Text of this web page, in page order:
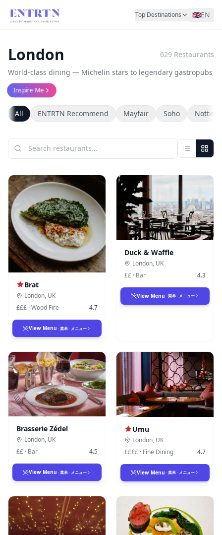
Top Destinations 🇬🇧EN
London 629 Restaurants
World-class dining — Michelin stars to legendary gastropubs
Inspire Me
All ENTRTN Recommend Mayfair Soho Notting
Brat
London, UK
£££ ·Wood Fire 4.7
View Menu · 菜单 · メニュー
Duck & Waffle
London, UK
££ · Bar 4.3
View Menu · 菜单 · メニュー
Brasserie Zédel
London, UK
££ · Bar 4.5
View Menu · 菜单 · メニュー
Umu
London, UK
££££ · Fine Dining 4.7
View Menu · 菜单 · メニュー